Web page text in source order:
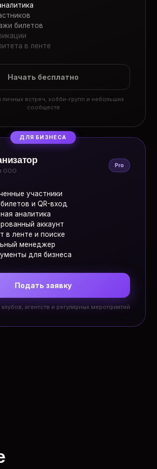
билетов
в ленте
Начать бесплатно
личных встреч, хобби-групп и небольших
сообществ
ДЛЯ БИЗНЕСА
ООО
Pro
участники
и QR-вход
аналитика
аккаунт
в ленте и поиске
менеджер
для бизнеса
Подать заявку
агентств и регулярных мероприятий